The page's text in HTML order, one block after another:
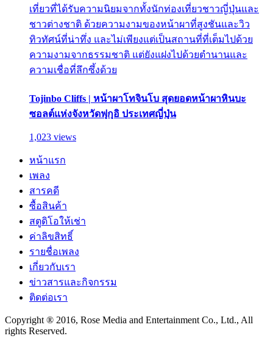
เที่ยวที่ได้รับความนิยมจากทั้งนักท่องเที่ยวชาวญี่ปุ่นและ
ชาวต่างชาติ ด้วยความงามของหน้าผาที่สูงชันและวิว
ทิวทัศน์ที่น่าทึ่ง และไม่เพียงแต่เป็นสถานที่ที่เต็มไปด้วย
ความงามจากธรรมชาติ แต่ยังแฝงไปด้วยตำนานและ
ความเชื่อที่ลึกซึ้งด้วย
Tojinbo Cliffs | หน้าผาโทจินโบ สุดยอดหน้าผาหินบะ
ซอลต์แห่งจังหวัดฟุกุอิ ประเทศญี่ปุ่น
1,023 views
หน้าแรก
เพลง
สารคดี
ซื้อสินค้า
สตูดิโอให้เช่า
ค่าลิขสิทธิ์
รายชื่อเพลง
เกี่ยวกับเรา
ข่าวสารและกิจกรรม
ติดต่อเรา
Copyright ® 2016, Rose Media and Entertainment Co., Ltd., All
rights Reserved.